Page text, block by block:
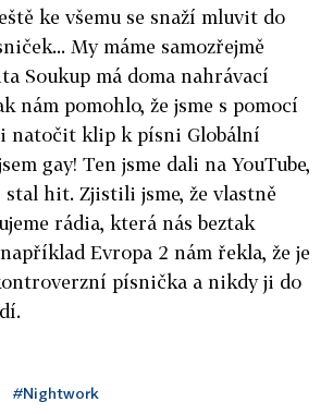
ke všemu se snaží mluvit do
My máme samozřejmě
Soukup má doma nahrávací
nám pomohlo, že jsme s pomocí
natočit klip k písni Globální
gay! Ten jsme dali na YouTube,
stal hit. Zjistili jsme, že vlastně
rádia, která nás beztak
Evropa 2 nám řekla, že je
písnička a nikdy ji do
#Nightwork